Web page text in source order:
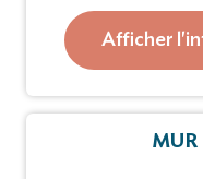
La cérémonie
de
Afficher
MUR